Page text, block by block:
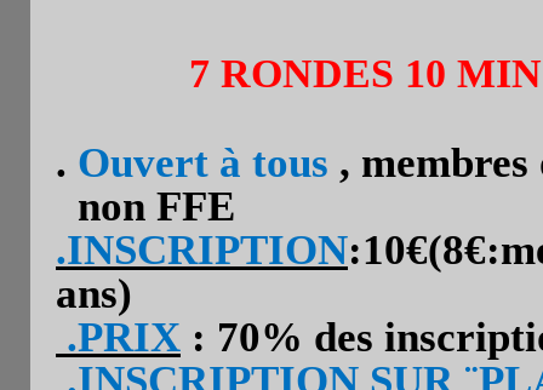
7 RONDES 10
. Ouvert à tous , membres
non FFE
.INSCRIPTION
ans)
.PRIX : 70% des